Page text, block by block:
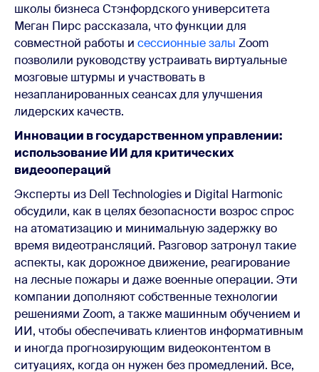
школы бизнеса Стэнфордского университета
Меган Пирс рассказала, что функции для
совместной работы и сессионные залы Zoom
позволили руководству устраивать виртуальные
мозговые штурмы и участвовать в
незапланированных сеансах для улучшения
лидерских качеств.
Инновации в государственном управлении:
использование ИИ для критических
видеоопераций
Эксперты из Dell Technologies и Digital Harmonic
обсудили, как в целях безопасности возрос спрос
на атоматизацию и минимальную задержку во
время видеотрансляций. Разговор затронул такие
аспекты, как дорожное движение, реагирование
на лесные пожары и даже военные операции. Эти
компании дополняют собственные технологии
решениями Zoom, а также машинным обучением и
ИИ, чтобы обеспечивать клиентов информативным
и иногда прогнозирующим видеоконтентом в
ситуациях, когда он нужен без промедлений. Все,